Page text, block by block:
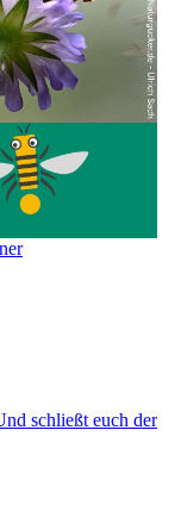
schließt euch der